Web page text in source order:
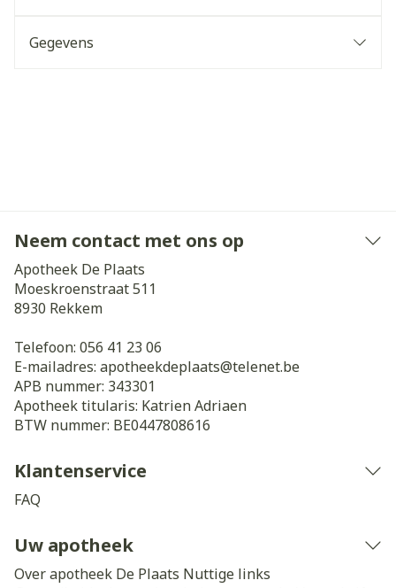
Gegevens
Neem contact met ons op
Apotheek De Plaats
Moeskroenstraat 511
8930 Rekkem
Telefoon: 056 41 23 06
E-mailadres: apotheekdeplaats@telenet.be
APB nummer: 343301
Apotheek titularis: Katrien Adriaen
BTW nummer: BE0447808616
Klantenservice
FAQ
Uw apotheek
Over apotheek De Plaats Nuttige links